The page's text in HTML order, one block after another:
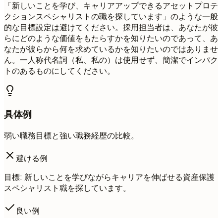
「新しいことを学び、キャリアアップできるアセットプロテ
クションスペシャリストの職を探しています」のような一般
的な目標設定は避けてください。採用担当者は、あなたが彼
らにどのような価値をもたらすかを知りたいのであって、あ
なたが彼らから何を求めているかを知りたいのではありませ
ん。一人称代名詞（私、私の）は使用せず、簡潔でインパク
トのあるものにしてください。
具体例
弱い職務目標と強い職務経歴の比較。
避ける例
目標: 新しいことを学びながらキャリアを伸ばせる資産保護
スペシャリスト職を探しています。
良い例